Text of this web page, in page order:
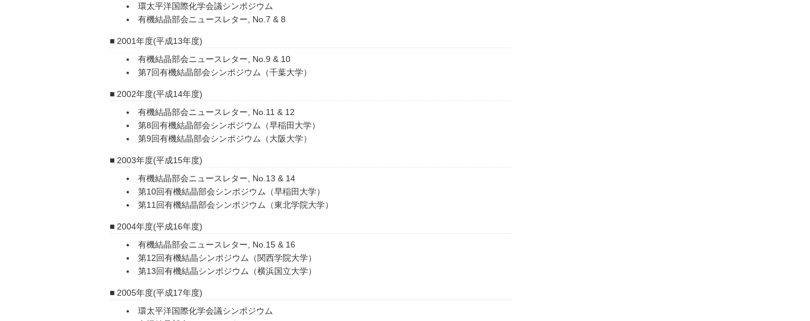
環太平洋国際化学会議シンポジウム
有機結晶部会ニュースレター, No.7 & 8
2001年度(平成13年度)
有機結晶部会ニュースレター, No.9 & 10
第7回有機結晶部会シンポジウム（千葉大学）
2002年度(平成14年度)
有機結晶部会ニュースレター, No.11 & 12
第8回有機結晶部会シンポジウム（早稲田大学）
第9回有機結晶部会シンポジウム（大阪大学）
2003年度(平成15年度)
有機結晶部会ニュースレター, No.13 & 14
第10回有機結晶部会シンポジウム（早稲田大学）
第11回有機結晶部会シンポジウム（東北学院大学）
2004年度(平成16年度)
有機結晶部会ニュースレター, No.15 & 16
第12回有機結晶シンポジウム（関西学院大学）
第13回有機結晶シンポジウム（横浜国立大学）
2005年度(平成17年度)
環太平洋国際化学会議シンポジウム